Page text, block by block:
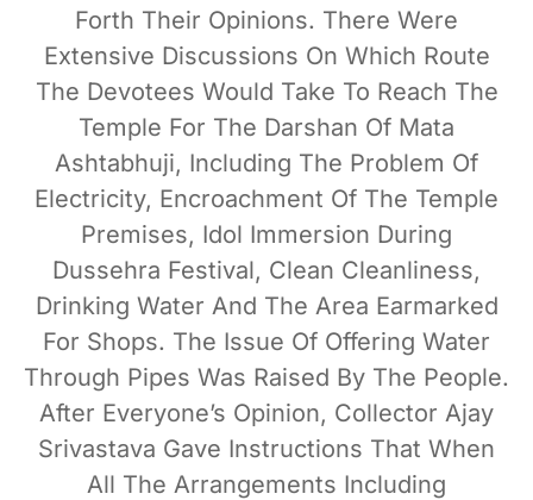
Forth Their Opinions. There Were
Extensive Discussions On Which Route
The Devotees Would Take To Reach The
Temple For The Darshan Of Mata
Ashtabhuji, Including The Problem Of
Electricity, Encroachment Of The Temple
Premises, Idol Immersion During
Dussehra Festival, Clean Cleanliness,
Drinking Water And The Area Earmarked
For Shops. The Issue Of Offering Water
Through Pipes Was Raised By The People.
After Everyone’s Opinion, Collector Ajay
Srivastava Gave Instructions That When
All The Arrangements Including